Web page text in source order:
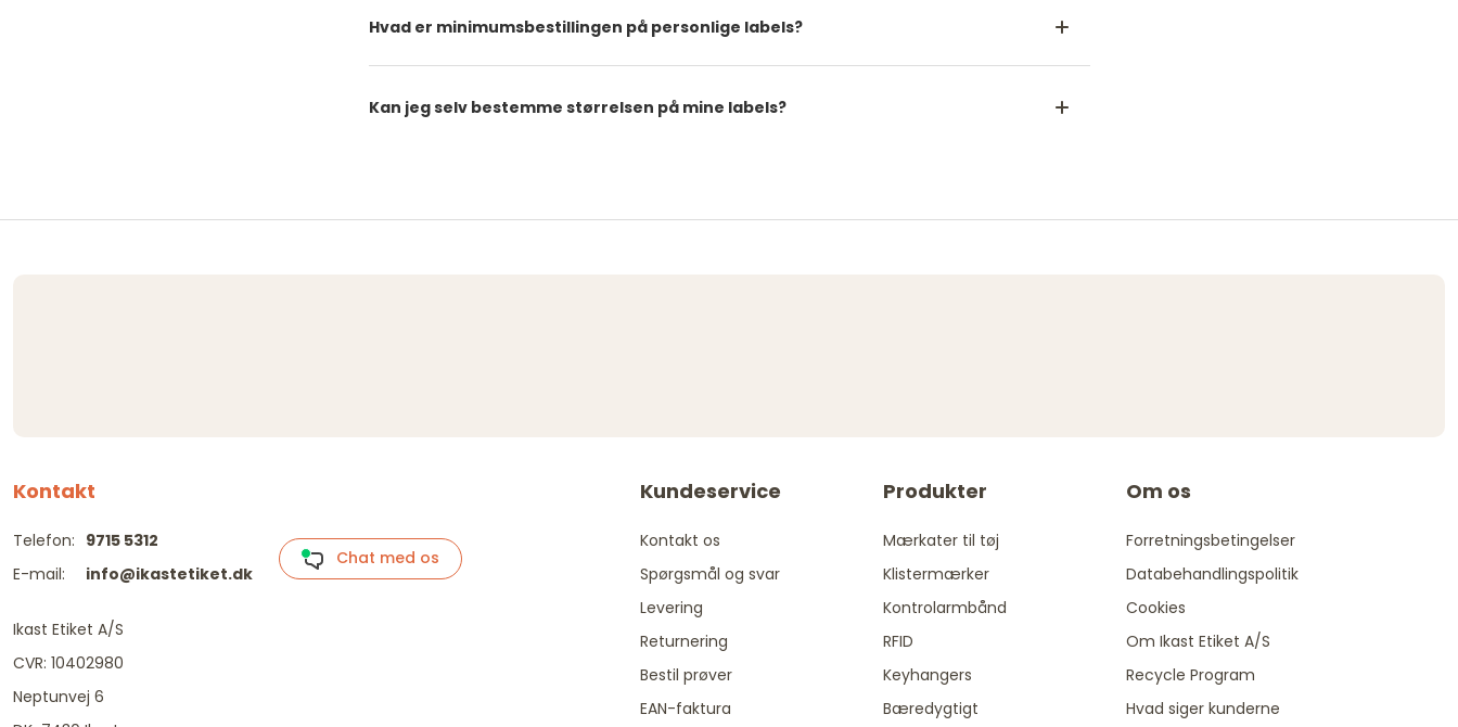
Hvad er minimumsbestillingen på personlige labels?
Kan jeg selv bestemme størrelsen på mine labels?
Kontakt
Telefon:
E-mail:
9715 5312
info@ikastetiket.dk
Ikast Etiket A/S
CVR: 10402980
Neptunvej 6
Chat med os
Kundeservice
Kontakt os
Spørgsmål og svar
Levering
Returnering
Bestil prøver
EAN-faktura
Produkter
Mærkater til tøj
Klistermærker
Kontrolarmbånd
RFID
Keyhangers
Bæredygtigt
Om os
Forretningsbetingelser
Databehandlingspolitik
Cookies
Om Ikast Etiket A/S
Recycle Program
Hvad siger kunderne